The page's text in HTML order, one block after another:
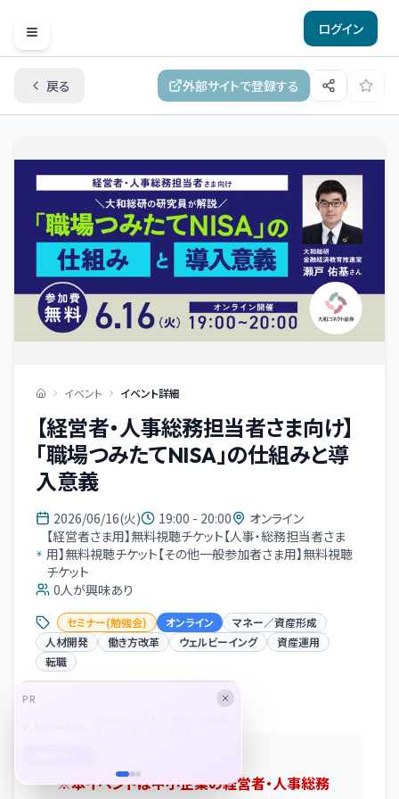
Open menu
ログイン
戻る 外部サイトで登録する
イベント イベント詳細
【経営者・人事総務担当者さま向け】
「職場つみたてNISA」の仕組みと導
入意義
2026/06/16(火) 19:00 - 20:00
オンライン
【経営者さま用】無料視聴チケット【人事・総務担当者さま
用】無料視聴チケット【その他一般参加者さま用】無料視聴
チケット
0人が興味あり
セミナー(勉強会) オンライン
マネー／資産形成
人材開発
働き方改革 ウェルビーイング
資産運用
転職
※本イベントは中小企業の経営者・人事総務
PR